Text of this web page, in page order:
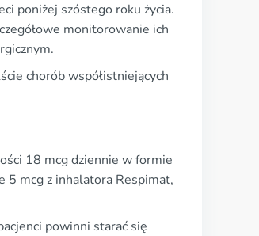
poniżej szóstego roku życia.
monitorowanie ich
chorób współistniejących
18 mcg dziennie w formie
5 mcg z inhalatora Respimat,
powinni starać się